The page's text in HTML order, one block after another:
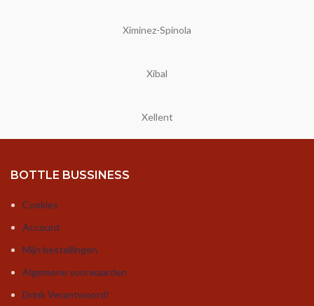
Ximinez-Spinola
Xibal
Xellent
BOTTLE BUSSINESS
Cookies
Account
Mijn bestellingen
Algemene voorwaarden
Drink Verantwoord!